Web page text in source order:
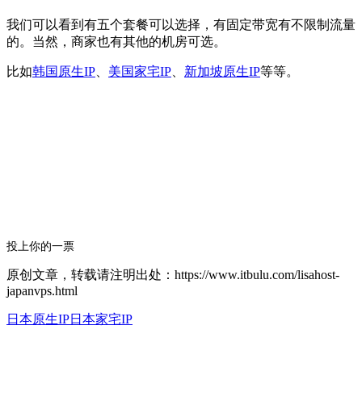
我们可以看到有五个套餐可以选择，有固定带宽有不限制流量
的。当然，商家也有其他的机房可选。
比如韩国原生IP 美国家宅IP 新加坡原生IP等等。
投上你的一票
原创文章，转载请注明出处：https://www.itbulu.com/lisahost-
japanvps.html
日本原生IP日本家宅IP